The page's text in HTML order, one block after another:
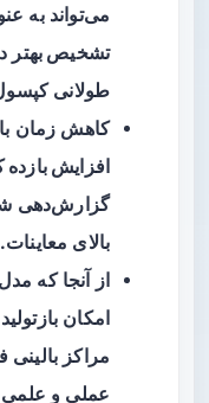
می‌تواند به
تشخیص بهتر
طولانی
کاهش زمان
افزایش بازده
گزارش‌دهی
بالای معاینات.
از آنجا که
امکان
مراکز
عملی و علمی